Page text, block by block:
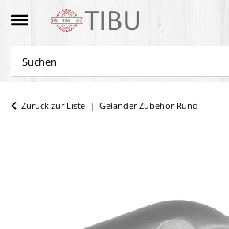
Zurück zur Liste Geländer Zubehör Rund